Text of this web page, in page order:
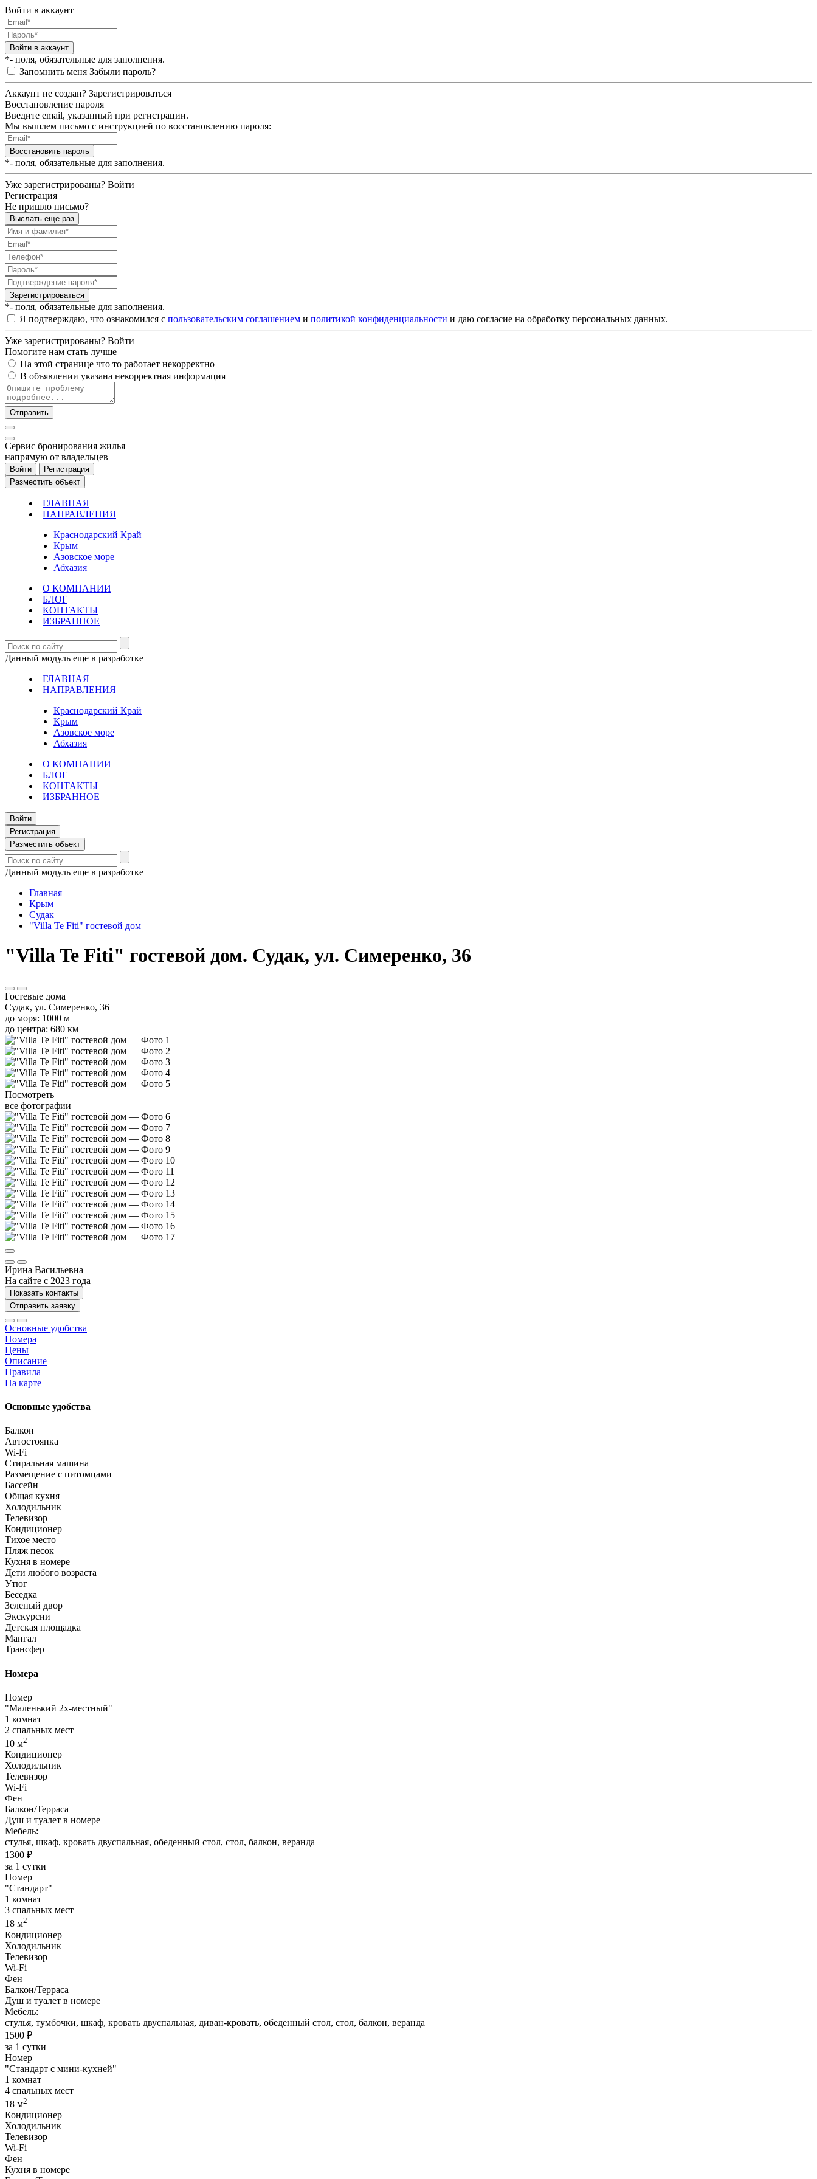
Войти в аккаунт
Войти в аккаунт
*- поля, обязательные для заполнения.
Запомнить меня Забыли пароль?
Аккаунт не создан? Зарегистрироваться
Восстановление пароля
Введите email, указанный при регистрации.
Мы вышлем письмо с инструкцией по восстановлению пароля:
Восстановить пароль
*- поля, обязательные для заполнения.
Уже зарегистрированы? Войти
Регистрация
Не пришло письмо?
Выслать еще раз
Зарегистрироваться
*- поля, обязательные для заполнения.
Я подтверждаю, что ознакомился с пользовательским соглашением и политикой конфиденциальности и даю согласие на обработку персональных данных.
Уже зарегистрированы? Войти
Помогите нам стать лучше
На этой странице что то работает некорректно
В объявлении указана некорректная информация
Отправить
Cервис бронирования жилья
напрямую от владельцев
Войти
Регистрация
Разместить объект
ГЛАВНАЯ
НАПРАВЛЕНИЯ
Краснодарский Край
Крым
Азовское море
Абхазия
О КОМПАНИИ
БЛОГ
КОНТАКТЫ
ИЗБРАННОЕ
Данный модуль еще в разработке
ГЛАВНАЯ
НАПРАВЛЕНИЯ
Краснодарский Край
Крым
Азовское море
Абхазия
О КОМПАНИИ
БЛОГ
КОНТАКТЫ
ИЗБРАННОЕ
Войти
Регистрация
Разместить объект
Данный модуль еще в разработке
Главная
Крым
Судак
"Villa Te Fiti" гостевой дом
"Villa Te Fiti" гостевой дом. Судак, ул. Симеренко, 36
Гостевые дома
Судак, ул. Симеренко, 36
до моря: 1000 м
до центра: 680 км
Посмотреть
все фотографии
Ирина Васильевна
На сайте с 2023 года
Показать контакты
Отправить заявку
Основные удобства
Номера
Цены
Описание
Правила
На карте
Основные удобства
Балкон
Автостоянка
Wi-Fi
Стиральная машина
Размещение с питомцами
Бассейн
Общая кухня
Холодильник
Телевизор
Кондиционер
Тихое место
Пляж песок
Кухня в номере
Дети любого возраста
Утюг
Беседка
Зеленый двор
Экскурсии
Детская площадка
Мангал
Трансфер
Номера
Номер
"Маленький 2х-местный"
1 комнат
2 спальных мест
10 м2
Кондиционер
Холодильник
Телевизор
Wi-Fi
Фен
Балкон/Терраса
Душ и туалет в номере
Мебель:
стулья, шкаф, кровать двуспальная, обеденный стол, стол, балкон, веранда
1300 ₽
за 1 сутки
Номер
"Стандарт"
1 комнат
3 спальных мест
18 м2
Кондиционер
Холодильник
Телевизор
Wi-Fi
Фен
Балкон/Терраса
Душ и туалет в номере
Мебель:
стулья, тумбочки, шкаф, кровать двуспальная, диван-кровать, обеденный стол, стол, балкон, веранда
1500 ₽
за 1 сутки
Номер
"Стандарт с мини-кухней"
1 комнат
4 спальных мест
18 м2
Кондиционер
Холодильник
Телевизор
Wi-Fi
Фен
Кухня в номере